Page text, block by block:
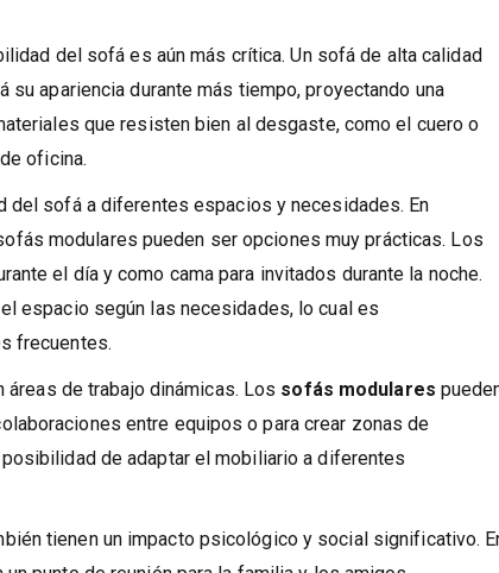
removibles y lavables facilitan la limpieza y el
del sofá es aún más crítica. Un sofá de alta calidad
apariencia durante más tiempo, proyectando una
que resisten bien al desgaste, como el cuero o
oficina.
del sofá a diferentes espacios y necesidades. En
modulares pueden ser opciones muy prácticas. Los
el día y como cama para invitados durante la noche.
espacio según las necesidades, lo cual es
frecuentes.
áreas de trabajo dinámicas. Lossofás modulares
entre equipos o para crear zonas de
de adaptar el mobiliario a diferentes